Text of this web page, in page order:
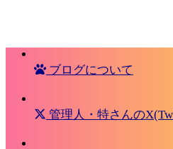
ブログについて
管理人・特さんの